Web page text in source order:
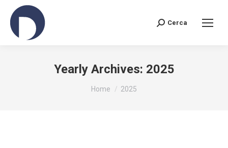
Search:
Cerca
Yearly Archives: 2025
You are here:
Home 2025